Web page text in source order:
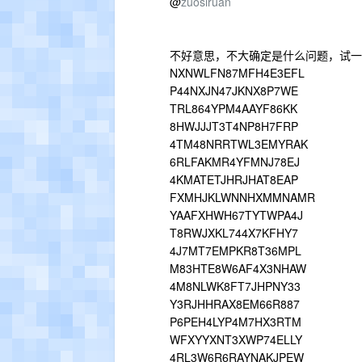
不好意思，不大确定是什么问题，试一
NXNWLFN87MFH4E3EFL
P44NXJN47JKNX8P7WE
TRL864YPM4AAYF86KK
8HWJJJT3T4NP8H7FRP
4TM48NRRTWL3EMYRAK
6RLFAKMR4YFMNJ78EJ
4KMATETJHRJHAT8EAP
FXMHJKLWNNHXMMNAMR
YAAFXHWH67TYTWPA4J
T8RWJXKL744X7KFHY7
4J7MT7EMPKR8T36MPL
M83HTE8W6AF4X3NHAW
4M8NLWK8FT7JHPNY33
Y3RJHHRAX8EM66R887
P6PEH4LYP4M7HX3RTM
WFXYYXNT3XWP74ELLY
4RL3W6R6RAYNAKJPEW